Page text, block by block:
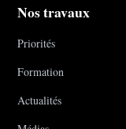
Nos travaux
Priorités
Formation
Actualités